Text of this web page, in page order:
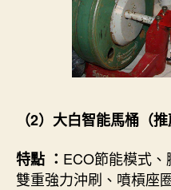
（2）大白智能馬桶（推
特點 ： ECO節能模式、
雙重強力沖刷、噴槓座